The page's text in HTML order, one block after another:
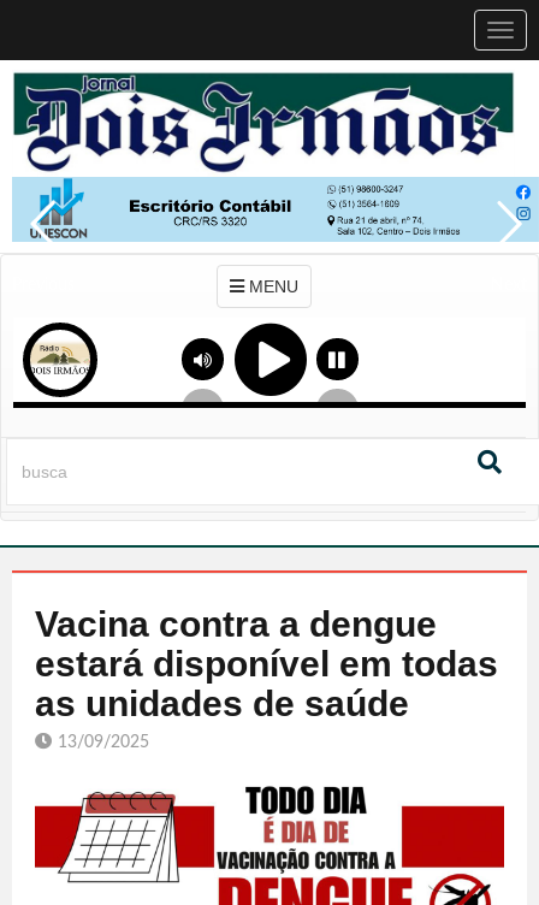
MENU
Vacina contra a dengue
estará disponível em todas
as unidades de saúde
13/09/2025